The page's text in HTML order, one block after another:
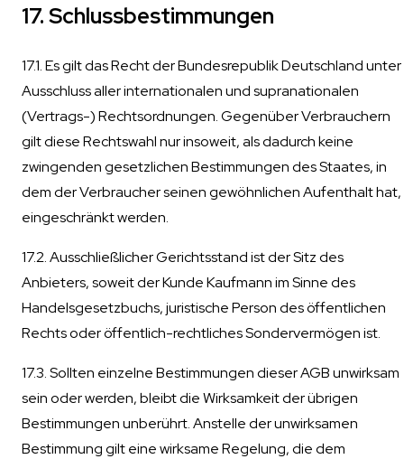
17. Schlussbestimmungen
17.1. Es gilt das Recht der Bundesrepublik Deutschland unter
Ausschluss aller internationalen und supranationalen
(Vertrags-) Rechtsordnungen. Gegenüber Verbrauchern
gilt diese Rechtswahl nur insoweit, als dadurch keine
zwingenden gesetzlichen Bestimmungen des Staates, in
dem der Verbraucher seinen gewöhnlichen Aufenthalt hat,
eingeschränkt werden.
17.2. Ausschließlicher Gerichtsstand ist der Sitz des
Anbieters, soweit der Kunde Kaufmann im Sinne des
Handelsgesetzbuchs, juristische Person des öffentlichen
Rechts oder öffentlich-rechtliches Sondervermögen ist.
17.3. Sollten einzelne Bestimmungen dieser AGB unwirksam
sein oder werden, bleibt die Wirksamkeit der übrigen
Bestimmungen unberührt. Anstelle der unwirksamen
Bestimmung gilt eine wirksame Regelung, die dem